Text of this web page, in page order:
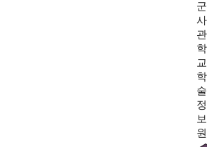
군
사
관
학
교
학
술
정
보
원